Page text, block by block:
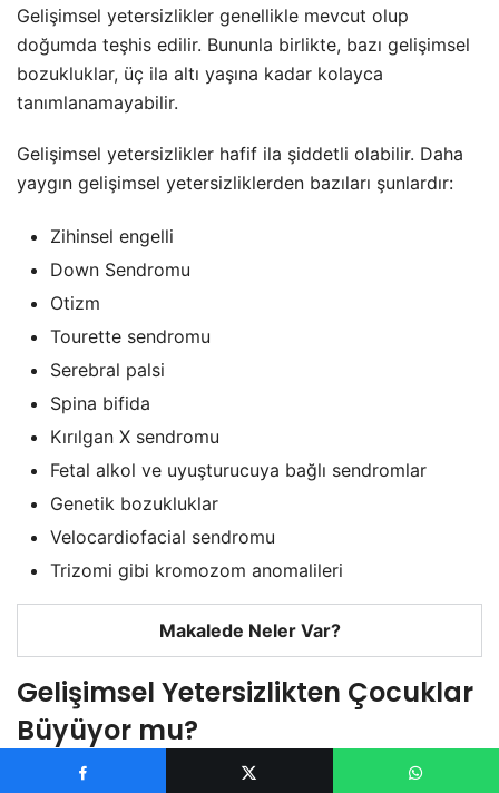
Gelişimsel yetersizlikler genellikle mevcut olup
doğumda teşhis edilir. Bununla birlikte, bazı gelişimsel
bozukluklar, üç ila altı yaşına kadar kolayca
tanımlanamayabilir.
Gelişimsel yetersizlikler hafif ila şiddetli olabilir. Daha
yaygın gelişimsel yetersizliklerden bazıları şunlardır:
Zihinsel engelli
Down Sendromu
Otizm
Tourette sendromu
Serebral palsi
Spina bifida
Kırılgan X sendromu
Fetal alkol ve uyuşturucuya bağlı sendromlar
Genetik bozukluklar
Velocardiofacial sendromu
Trizomi gibi kromozom anomalileri
Makalede Neler Var?
Gelişimsel Yetersizlikten Çocuklar
Büyüyor mu?
Çok sık olarak, doktorlar bir çocuğun gelişimsel